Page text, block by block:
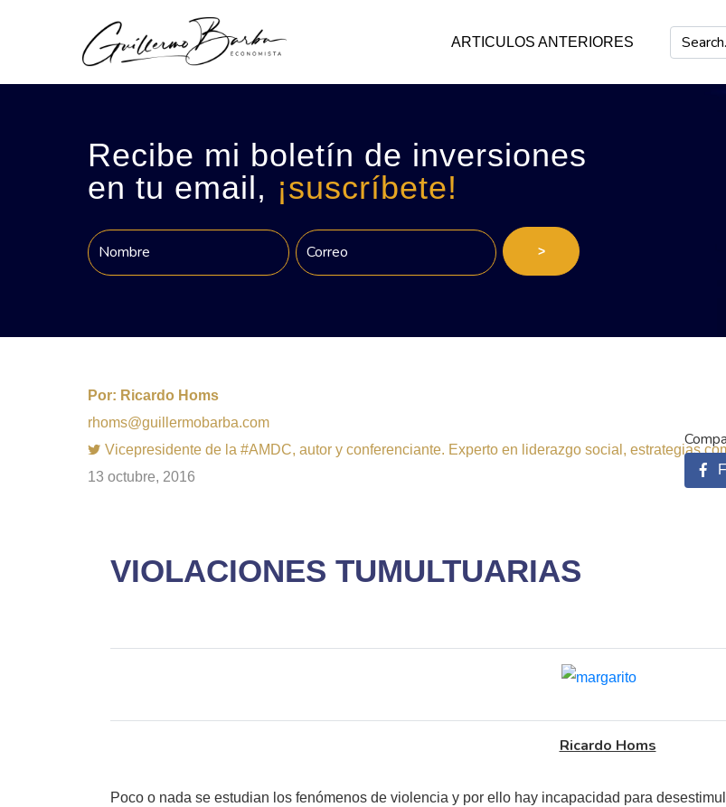
ARTICULOS ANTERIORES
Recibe mi boletín de inversiones
en tu email, ¡suscríbete!
>
Por: Ricardo Homs
rhoms@guillermobarba.com
Vicepresidente de la #AMDC, autor y conferenciante. Experto en liderazgo social, estrategias
13 octubre, 2016
VIOLACIONES TUMULTUARIAS
Ricardo Homs
Poco o nada se estudian los fenómenos de violencia y por ello hay incapacidad para